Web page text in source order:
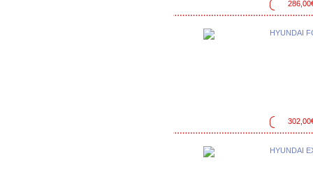
HYUNDAI
HYUNDAI